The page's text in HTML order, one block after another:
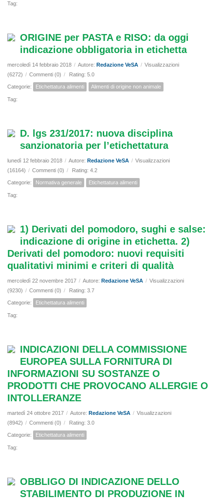
Tag:
ORIGINE per PASTA e RISO: da oggi
indicazione obbligatoria in etichetta
mercoledì 14 febbraio 2018 / Autore: Redazione VeSA / Visualizzazioni
(6272) / Commenti (0) / Rating: 5.0
Categorie: Etichettatura alimenti Alimenti di origine non animale
Tag:
D. lgs 231/2017: nuova disciplina
sanzionatoria per l’etichettatura
lunedì 12 febbraio 2018 / Autore: Redazione VeSA / Visualizzazioni
(16164) / Commenti (0) / Rating: 4.2
Categorie: Normativa generale Etichettatura alimenti
Tag:
1) Derivati del pomodoro, sughi e salse:
indicazione di origine in etichetta. 2)
Derivati del pomodoro: nuovi requisiti
qualitativi minimi e criteri di qualità
mercoledì 22 novembre 2017 / Autore: Redazione VeSA / Visualizzazioni
(9230) / Commenti (0) / Rating: 3.7
Categorie: Etichettatura alimenti
Tag:
INDICAZIONI DELLA COMMISSIONE
EUROPEA SULLA FORNITURA DI
INFORMAZIONI SU SOSTANZE O
PRODOTTI CHE PROVOCANO ALLERGIE O
INTOLLERANZE
martedì 24 ottobre 2017 / Autore: Redazione VeSA / Visualizzazioni
(8942) / Commenti (0) / Rating: 3.0
Categorie: Etichettatura alimenti
Tag:
OBBLIGO DI INDICAZIONE DELLO
STABILIMENTO DI PRODUZIONE IN